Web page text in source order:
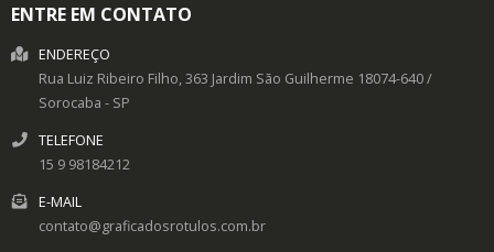
ENTRE EM CONTATO
ENDEREÇO
Rua Luiz Ribeiro Filho, 363 Jardim São Guilherme 18074-640/
Sorocaba - SP
TELEFONE
15 9 98184212
E-MAIL
contato@graficadosrotulos.com.br